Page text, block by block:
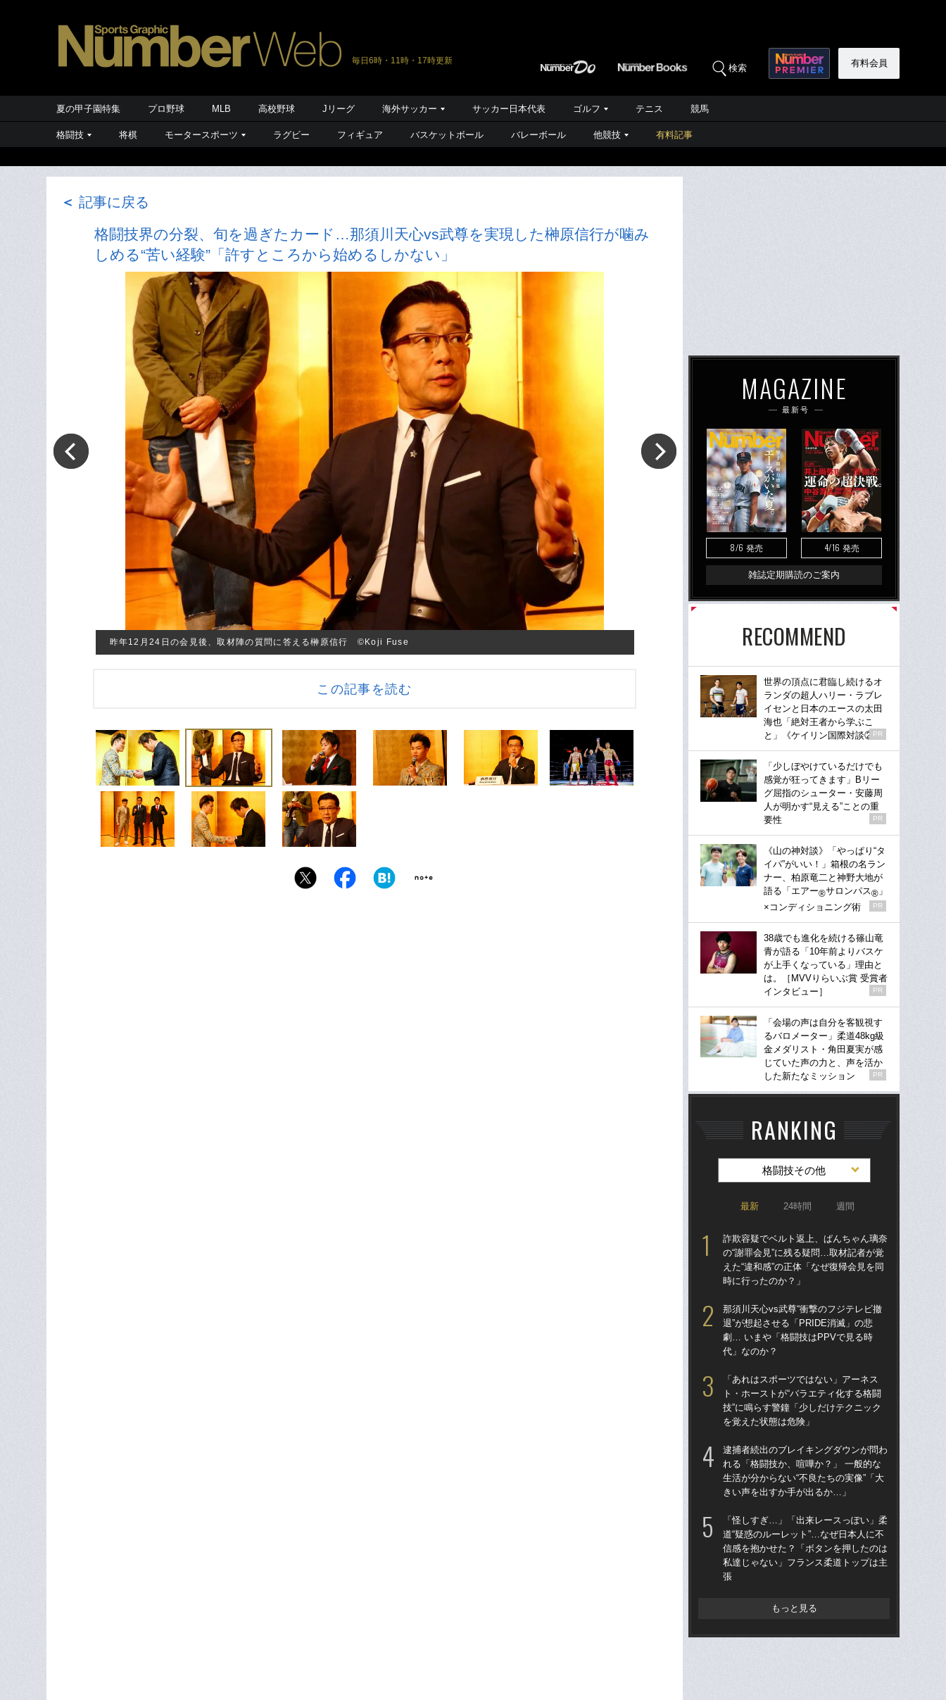
毎日6時・11時・17時更新
検索 有料会員
夏の甲子園特集 プロ野球 MLB 高校野球 Jリーグ 海外サッカー サッカー日本代表 ゴルフ テニス 競馬
格闘技 将棋 モータースポーツ ラグビー フィギュア バスケットボール バレーボール 他競技 有料記事
＜ 記事に戻る
格闘技界の分裂、旬を過ぎたカード…那須川天心vs武尊を実現した榊原信行が噛み
しめる“苦い経験”「許すところから始めるしかない」
昨年12月24日の会見後、取材陣の質問に答える榊原信行 ©Koji Fuse
この記事を読む
MAGAZINE
最新号
8/6 発売 4/16 発売
雑誌定期購読のご案内
RECOMMEND
世界の頂点に君臨し続けるオ
ランダの超人ハリー・ラブレ
イセンと日本のエースの太田
海也「絶対王者から学ぶこ
と」《ケイリン国際対談②》
PR
「少しぼやけているだけでも
感覚が狂ってきます」Bリー
グ屈指のシューター・安藤周
人が明かす“見える”ことの重
要性
PR
《山の神対談》「やっぱり“タ
イパ”がいい！」箱根の名ラン
ナー、柏原竜二と神野大地が
語る「エアー®サロンパス® 」
×コンディショニング術
PR
38歳でも進化を続ける篠山竜
青が語る「10年前よりバスケ
が上手くなっている」理由と
は。［MVVりらいぶ賞 受賞者
インタビュー］
PR
「会場の声は自分を客観視す
るバロメーター」柔道48kg級
金メダリスト・角田夏実が感
じていた声の力と、声を活か
した新たなミッション
PR
RANKING
格闘技その他
最新 24時間 週間
詐欺容疑でベルト返上、ぱんちゃん璃奈
の“謝罪会見”に残る疑問…取材記者が覚
えた“違和感”の正体「なぜ復帰会見を同
時に行ったのか？」
那須川天心vs武尊“衝撃のフジテレビ撤
退”が想起させる「PRIDE消滅」の悲
劇… いまや「格闘技はPPVで見る時
代」なのか？
「あれはスポーツではない」アーネス
ト・ホーストが“バラエティ化する格闘
技”に鳴らす警鐘「少しだけテクニック
を覚えた状態は危険」
逮捕者続出のブレイキングダウンが問わ
れる「格闘技か、喧嘩か？」 一般的な
生活が分からない“不良たちの実像”「大
きい声を出すか手が出るか…」
「怪しすぎ…」「出来レースっぽい」柔
道“疑惑のルーレット”…なぜ日本人に不
信感を抱かせた？「ボタンを押したのは
私達じゃない」フランス柔道トップは主
張
もっと見る